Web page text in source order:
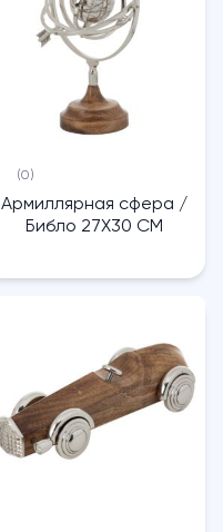
(0)
Армиллярная сфера /
Библо 27X30 CM